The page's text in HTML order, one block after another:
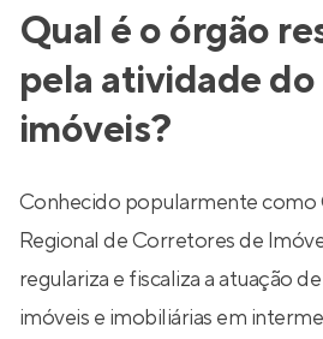
Qual é o órgão
pela atividade
imóveis?
Conhecido popularmente como
Regional de Corretores de
regulariza e fiscaliza a atuação
imóveis e imobiliárias em